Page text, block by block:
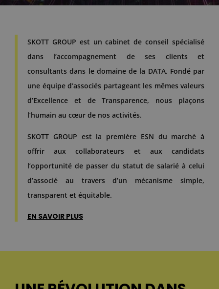
SKOTT GROUP est un cabinet de conseil spécialisé
dans l’accompagnement de ses clients et
consultants dans le domaine de la DATA. Fondé par
une équipe d’associés partageant les mêmes valeurs
d’Excellence et de Transparence, nous plaçons
l’humain au cœur de nos activités.
SKOTT GROUP est la première ESN du marché à
offrir aux collaborateurs et aux candidats
l’opportunité de passer du statut de salarié à celui
d’associé au travers d’un mécanisme simple,
transparent et équitable.
EN SAVOIR PLUS